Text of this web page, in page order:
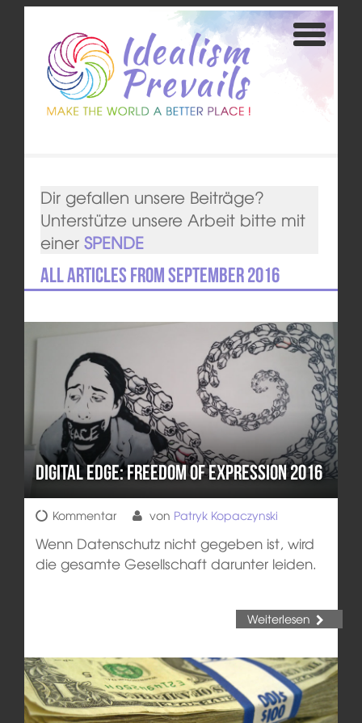
Dir gefallen unsere Beiträge?
Unterstütze unsere Arbeit bitte mit
einer SPENDE
All articles from September 2016
Digital Edge: Freedom of Expression 2016
Kommentar von Patryk Kopaczynski
Wenn Datenschutz nicht gegeben ist, wird
die gesamte Gesellschaft darunter leiden.
Weiterlesen